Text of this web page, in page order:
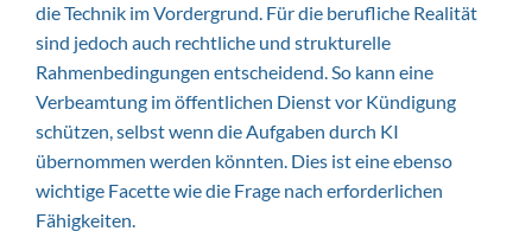
die Technik im Vordergrund. Für die berufliche Realität
sind jedoch auch rechtliche und strukturelle
Rahmenbedingungen entscheidend. So kann eine
Verbeamtung im öffentlichen Dienst vor Kündigung
schützen, selbst wenn die Aufgaben durch KI
übernommen werden könnten. Dies ist eine ebenso
wichtige Facette wie die Frage nach erforderlichen
Fähigkeiten.